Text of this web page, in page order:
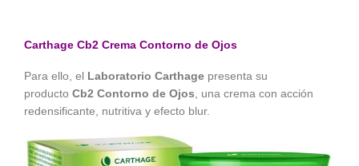
Carthage Cb2 Crema Contorno de Ojos
Para ello, el Laboratorio Carthage presenta su
producto Cb2 Contorno de Ojos , una crema con acción
redensificante, nutritiva y efecto blur.